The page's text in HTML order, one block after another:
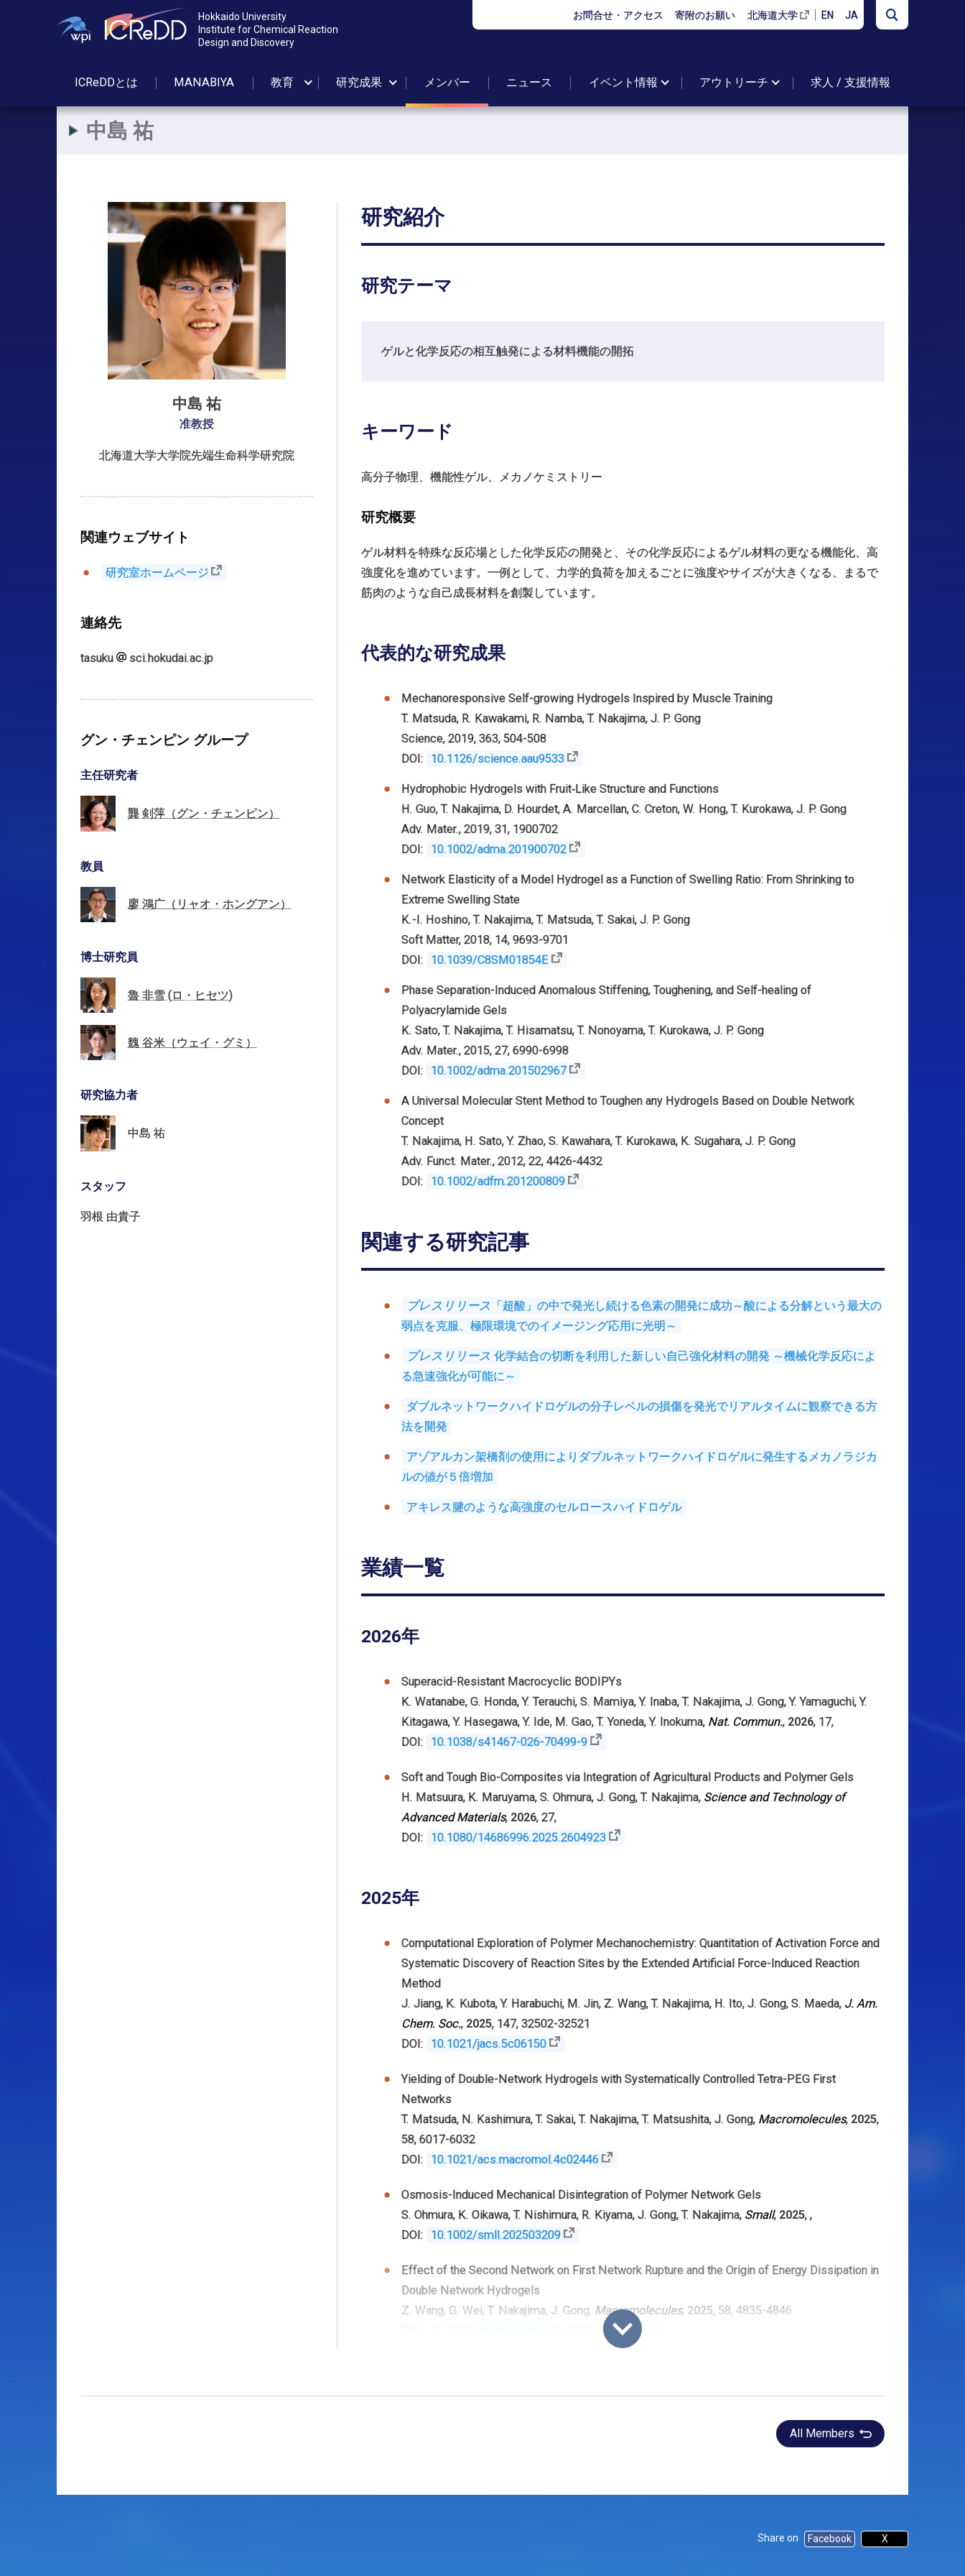
お問合せ・アクセス 寄附のお願い 北海道大学 EN JA
Hokkaido University
Institute for Chemical Reaction
Design and Discovery
ICReDDとは MANABIYA 教育 研究成果 メンバー ニュース イベント情報 アウトリーチ 求人 / 支援情報
中島 祐
中島 祐
准教授
北海道大学大学院先端生命科学研究院
関連ウェブサイト
研究室ホームページ
連絡先
tasuku sci.hokudai.ac.jp
グン・ チェンピン グループ
主任研究者
龔 剣萍（グン ・ チェンピン）
教員
廖 鴻广（リャオ ・ ホングアン）
博士研究員
魯 非雪(ロ ・ ヒセツ)
魏 谷米（ウェイ ・ グミ）
研究協力者
中島 祐
スタッフ
羽根 由貴子
研究紹介
研究テーマ
ゲルと化学反応の相互触発による材料機能の開拓
キーワード
高分子物理、機能性ゲル、メカノケミストリー
研究概要
ゲル材料を特殊な反応場とした化学反応の開発と、その化学反応によるゲル材料の更なる機能化、高
強度化を進めています。一例として、力学的負荷を加えるごとに強度やサイズが大きくなる、まるで
筋肉のような自己成長材料を創製しています。
代表的な研究成果
Mechanoresponsive Self-growing Hydrogels Inspired by Muscle Training
T. Matsuda, R. Kawakami, R. Namba, T. Nakajima, J. P. Gong
Science, 2019, 363, 504-508
DOI:
10.1126/science.aau9533
Hydrophobic Hydrogels with Fruit‐Like Structure and Functions
H. Guo, T. Nakajima, D. Hourdet, A. Marcellan, C. Creton, W. Hong, T. Kurokawa, J. P. Gong
Adv. Mater., 2019, 31, 1900702
DOI:
10.1002/adma.201900702
Network Elasticity of a Model Hydrogel as a Function of Swelling Ratio: From Shrinking to
Extreme Swelling State
K.-I. Hoshino, T. Nakajima, T. Matsuda, T. Sakai, J. P. Gong
Soft Matter, 2018, 14, 9693-9701
DOI:
10.1039/C8SM01854E
Phase Separation-Induced Anomalous Stiffening, Toughening, and Self-healing of
Polyacrylamide Gels
K. Sato, T. Nakajima, T. Hisamatsu, T. Nonoyama, T. Kurokawa, J. P. Gong
Adv. Mater., 2015, 27, 6990-6998
DOI:
10.1002/adma.201502967
A Universal Molecular Stent Method to Toughen any Hydrogels Based on Double Network
Concept
T. Nakajima, H. Sato, Y. Zhao, S. Kawahara, T. Kurokawa, K. Sugahara, J. P. Gong
Adv. Funct. Mater., 2012, 22, 4426-4432
DOI:
10.1002/adfm.201200809
関連する研究記事
プレスリリース 「超酸」の中で発光し続ける色素の開発に成功～酸による分解という最大の
弱点を克服、極限環境でのイメージング応用に光明～
プレスリリース 化学結合の切断を利用した新しい自己強化材料の開発 ～機械化学反応によ
る急速強化が可能に～
ダブルネットワークハイドロゲルの分子レベルの損傷を発光でリアルタイムに観察できる方
法を開発
アゾアルカン架橋剤の使用によりダブルネットワークハイドロゲルに発生するメカノラジカ
ルの値が５倍増加
アキレス腱のような高強度のセルロースハイドロゲル
業績一覧
2026年
Superacid-Resistant Macrocyclic BODIPYs
K. Watanabe,G. Honda,Y. Terauchi,S. Mamiya,Y. Inaba,T. Nakajima,J. Gong,Y. Yamaguchi,Y.
Kitagawa,Y. Hasegawa,Y. Ide, M. Gao,T. Yoneda,Y. Inokuma, Nat. Commun., 2026, 17,
DOI:
10.1038/s41467-026-70499-9
Soft and Tough Bio-Composites via Integration of Agricultural Products and Polymer Gels
H. Matsuura, K. Maruyama,S. Ohmura,J. Gong,T. Nakajima, Science and Technology of
Advanced Materials, 2026,27,
DOI:
10.1080/14686996.2025.2604923
2025年
Computational Exploration of Polymer Mechanochemistry: Quantitation of Activation Force and
Systematic Discovery of Reaction Sites by the Extended Artificial Force-Induced Reaction
Method
J. Jiang, K. Kubota,Y. Harabuchi, M. Jin,Z. Wang,T. Nakajima, H. Ito,J. Gong,S. Maeda, J. Am.
Chem. Soc., 2025, 147,32502-32521
DOI:
10.1021/jacs.5c06150
Yielding of Double-Network Hydrogels with Systematically Controlled Tetra-PEG First
Networks
T. Matsuda, N. Kashimura,T. Sakai,T. Nakajima,T. Matsushita,J. Gong, Macromolecules, 2025,
58,6017-6032
DOI:
10.1021/acs.macromol.4c02446
Osmosis-Induced Mechanical Disintegration of Polymer Network Gels
S. Ohmura, K. Oikawa,T. Nishimura, R. Kiyama,J. Gong,T. Nakajima, Small, 2025,,
DOI:
10.1002/smll.202503209
Effect of the Second Network on First Network Rupture and the Origin of Energy Dissipation in
Double Network Hydrogels
Z. Wang,G. Wei,T. Nakajima, J. Gong, Macromolecules, 2025, 58,4835-4846
All Members
Share on Facebook X